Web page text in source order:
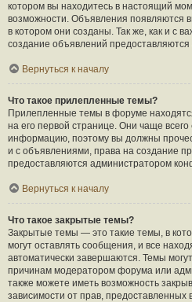
котором вы находитесь в настоящий
возможности. Объявления появляются
в котором они созданы. Так же, как и с
создание объявлений
Вернуться к началу
Что такое прилепленные темы?
Прилепленные темы в форуме
на его первой странице. Они чаще
информацию, поэтому вы должны
и с объявлениями, права на создание
предоставляются администратором
Вернуться к началу
Что такое закрытые темы?
Закрытые темы — это такие темы, в
могут оставлять сообщения, и все
автоматически завершаются. Темы
причинам модератором форума или
также можете иметь возможность
зависимости от прав,